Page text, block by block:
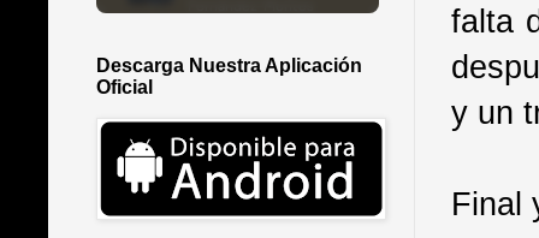
falta
y un
Final
Descarga Nuestra Aplicación
Oficial